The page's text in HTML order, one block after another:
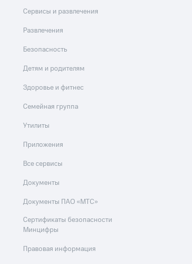
Сервисы и развлечения
Развлечения
Безопасность
Детям и родителям
Здоровье и фитнес
Семейная группа
Утилиты
Приложения
Все сервисы
Документы
Документы ПАО «МТС»
Сертификаты безопасности
Минцифры
Правовая информация